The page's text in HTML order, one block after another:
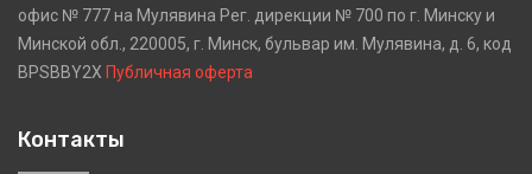
офис № 777 на Мулявина Рег. дирекции № 700 по г. Минску и
Минской обл., 220005, г. Минск, бульвар им. Мулявина, д. 6, код
BPSBBY2X Публичная оферта
Контакты